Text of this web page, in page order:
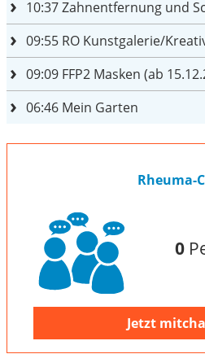
10:37Zahnentfernung und
09:55 RO Kunstgalerie/
09:09 FFP2 Masken (ab
06:46 Mein Garten
Rheuma-
0
Jetzt